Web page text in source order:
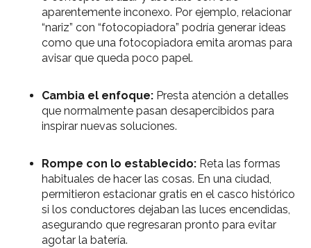
aparentemente inconexo. Por ejemplo, relacionar
“nariz” con “fotocopiadora” podría generar ideas
como que una fotocopiadora emita aromas para
avisar que queda poco papel.
Cambia el enfoque: Presta atención a detalles
que normalmente pasan desapercibidos para
inspirar nuevas soluciones.
Rompe con lo establecido: Reta las formas
habituales de hacer las cosas. En una ciudad,
permitieron estacionar gratis en el casco histórico
si los conductores dejaban las luces encendidas,
asegurando que regresaran pronto para evitar
agotar la batería.